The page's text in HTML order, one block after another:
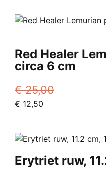
€ 19,95.€ 12,50.
Red Healer
circa 6 cm
€25,00
Oorspronkelijke
€ 25,00.
€ 12,50
€ 12,50.
Erytriet ruw,